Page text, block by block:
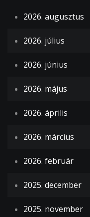
2026. augusztus
2026. július
2026. június
2026. május
2026. április
2026. március
2026. február
2025. december
2025. november